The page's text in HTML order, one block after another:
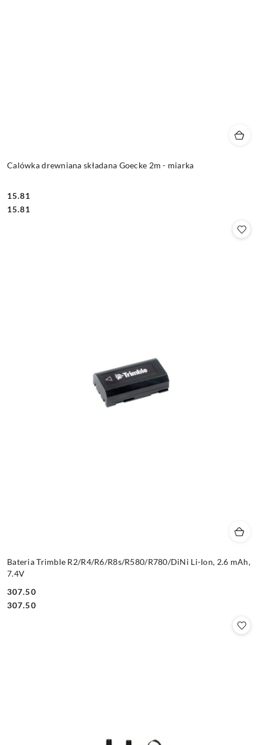
Calówka drewniana składana Goecke 2m - miarka
Cena:
15.81
Cena:
15.81
Bateria Trimble R2/R4/R6/R8s/R580/R780/DiNi Li-Ion, 2.6 mAh,
7.4V
Cena:
307.50
Cena:
307.50